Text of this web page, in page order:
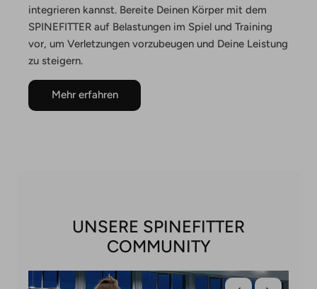
integrieren kannst. Bereite Deinen Körper mit dem
SPINEFITTER auf Belastungen im Spiel und Training
vor, um Verletzungen vorzubeugen und Deine Leistung
zu steigern.
Mehr erfahren
UNSERE SPINEFITTER
COMMUNITY